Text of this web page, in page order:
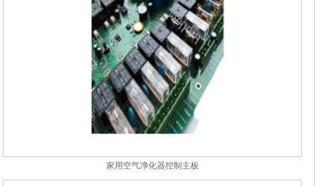
家用空气净化器控制主板